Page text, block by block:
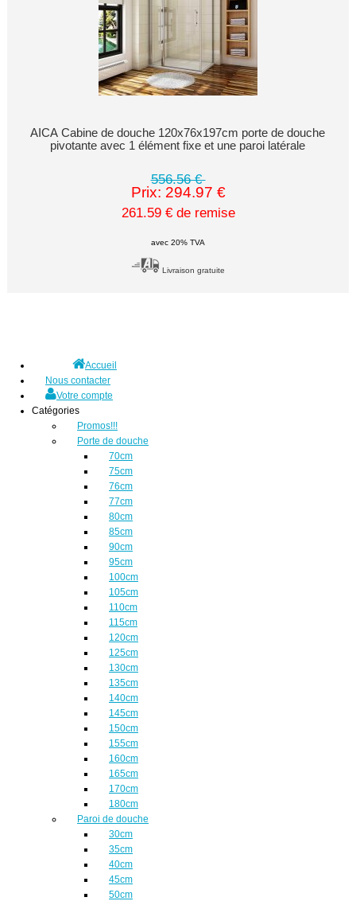
AICA Cabine de douche 120x76x197cm porte de douche
pivotante avec 1 élément fixe et une paroi latérale
556.56 €
Prix: 294.97 €
261.59 € de remise
avec 20% TVA
Livraison gratuite
Accueil
Nous contacter
Votre compte
Catégories
Promos!!!
Porte de douche
70cm
75cm
76cm
77cm
80cm
85cm
90cm
95cm
100cm
105cm
110cm
115cm
120cm
125cm
130cm
135cm
140cm
145cm
150cm
155cm
160cm
165cm
170cm
180cm
Paroi de douche
30cm
35cm
40cm
45cm
50cm